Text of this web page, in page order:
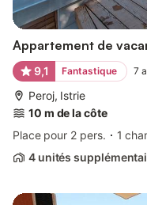
Appartement de
9,1 Fantastique 7
Peroj, Istrie
10 m de la côte
Place pour 2 pers.
1
4 unités